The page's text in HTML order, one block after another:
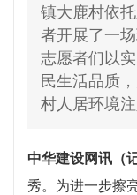
镇大鹿村依
者开展了一
志愿者们以
民生活品质
村人居环境注
中华建设网讯（
秀。为进一步擦